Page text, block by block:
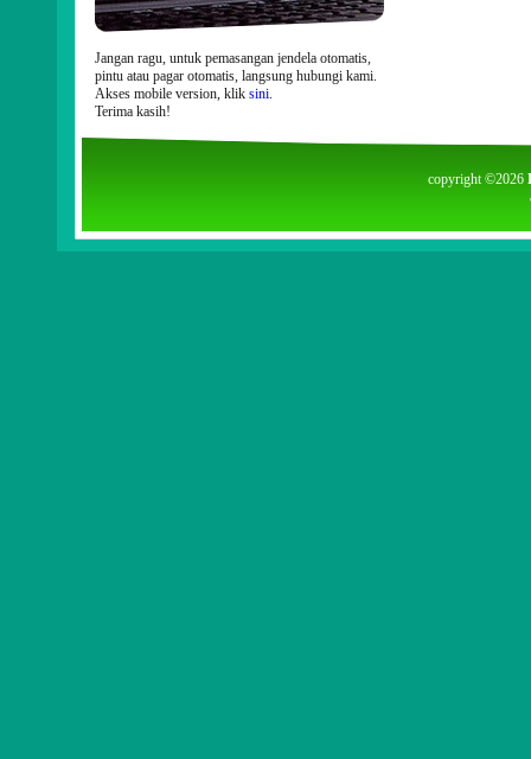
Jangan ragu, untuk pemasangan jendela otomatis,
pintu atau pagar otomatis, langsung hubungi kami.
Akses mobile version, klik sini.
Terima kasih!
copyright ©2026